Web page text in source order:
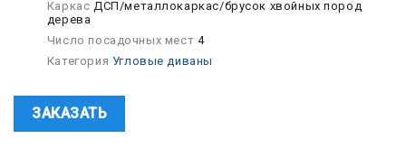
Каркас ДСП/металлокаркас/брусок хвойных пород
дерева
Число посадочных мест 4
Категория Угловые диваны
ЗАКАЗАТЬ